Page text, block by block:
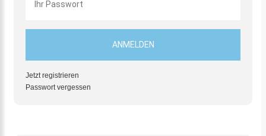
Jetzt registrieren
Passwort vergessen